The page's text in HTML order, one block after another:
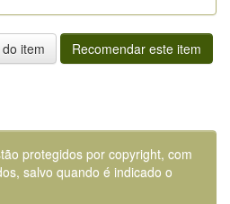
item
Recomendar este item
protegidos por copyright, com
salvo quando é indicado o